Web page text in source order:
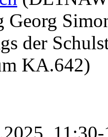
Georg
der
KA.642)